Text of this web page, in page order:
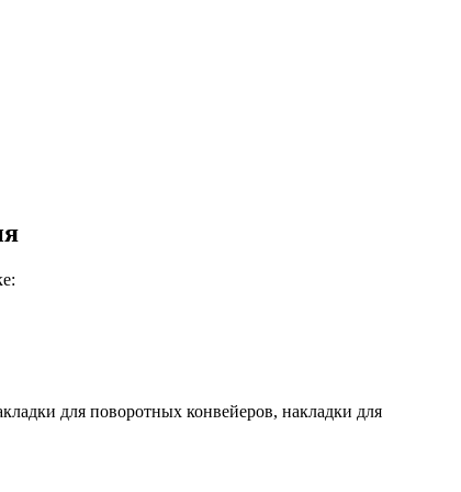
для поворотных конвейеров, накладки для